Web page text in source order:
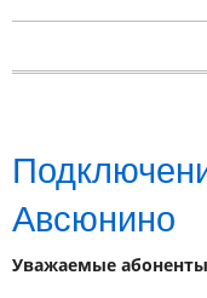
Авсюнино
Уважаемые